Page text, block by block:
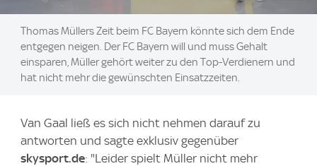
Thomas Müllers Zeit beim FC Bayern könnte sich dem Ende
entgegen neigen. Der FC Bayern will und muss Gehalt
einsparen, Müller gehört weiter zu den Top-Verdienern und
hat nicht mehr die gewünschten Einsatzzeiten.
Van Gaal ließ es sich nicht nehmen darauf zu
antworten und sagte exklusiv gegenüber
skysport.de: "Leider spielt Müller nicht mehr